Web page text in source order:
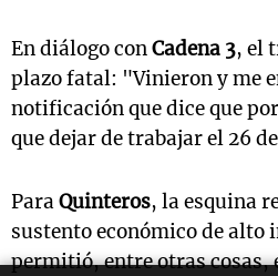
En diálogo conCadena 3, el
plazo fatal: "Vinieron y me
notificación que dice que
que dejar de trabajar el 26
ParaQuinteros, la esquina
sustento económico de alto
permitió, entre otras